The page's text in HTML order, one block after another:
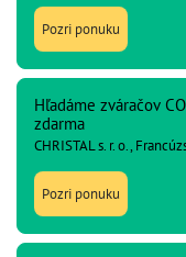
Pozri ponuku
Hľadáme zváračov
zdarma
CHRISTAL s. r. o.,
Pozri ponuku